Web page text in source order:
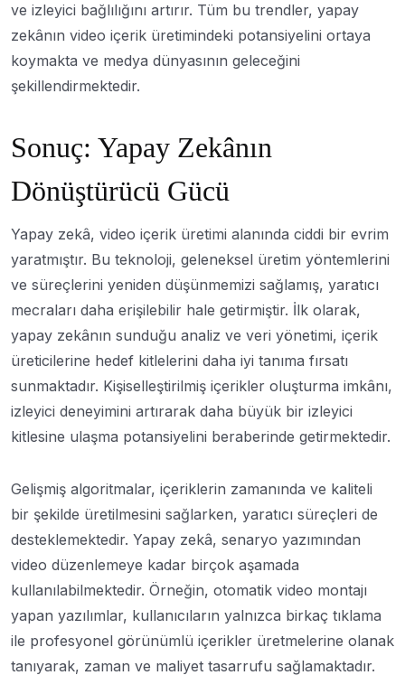
ve izleyici bağlılığını artırır. Tüm bu trendler, yapay
zekânın video içerik üretimindeki potansiyelini ortaya
koymakta ve medya dünyasının geleceğini
şekillendirmektedir.
Sonuç: Yapay Zekânın
Dönüştürücü Gücü
Yapay zekâ, video içerik üretimi alanında ciddi bir evrim
yaratmıştır. Bu teknoloji, geleneksel üretim yöntemlerini
ve süreçlerini yeniden düşünmemizi sağlamış, yaratıcı
mecraları daha erişilebilir hale getirmiştir. İlk olarak,
yapay zekânın sunduğu analiz ve veri yönetimi, içerik
üreticilerine hedef kitlelerini daha iyi tanıma fırsatı
sunmaktadır. Kişiselleştirilmiş içerikler oluşturma imkânı,
izleyici deneyimini artırarak daha büyük bir izleyici
kitlesine ulaşma potansiyelini beraberinde getirmektedir.
Gelişmiş algoritmalar, içeriklerin zamanında ve kaliteli
bir şekilde üretilmesini sağlarken, yaratıcı süreçleri de
desteklemektedir. Yapay zekâ, senaryo yazımından
video düzenlemeye kadar birçok aşamada
kullanılabilmektedir. Örneğin, otomatik video montajı
yapan yazılımlar, kullanıcıların yalnızca birkaç tıklama
ile profesyonel görünümlü içerikler üretmelerine olanak
tanıyarak, zaman ve maliyet tasarrufu sağlamaktadır.